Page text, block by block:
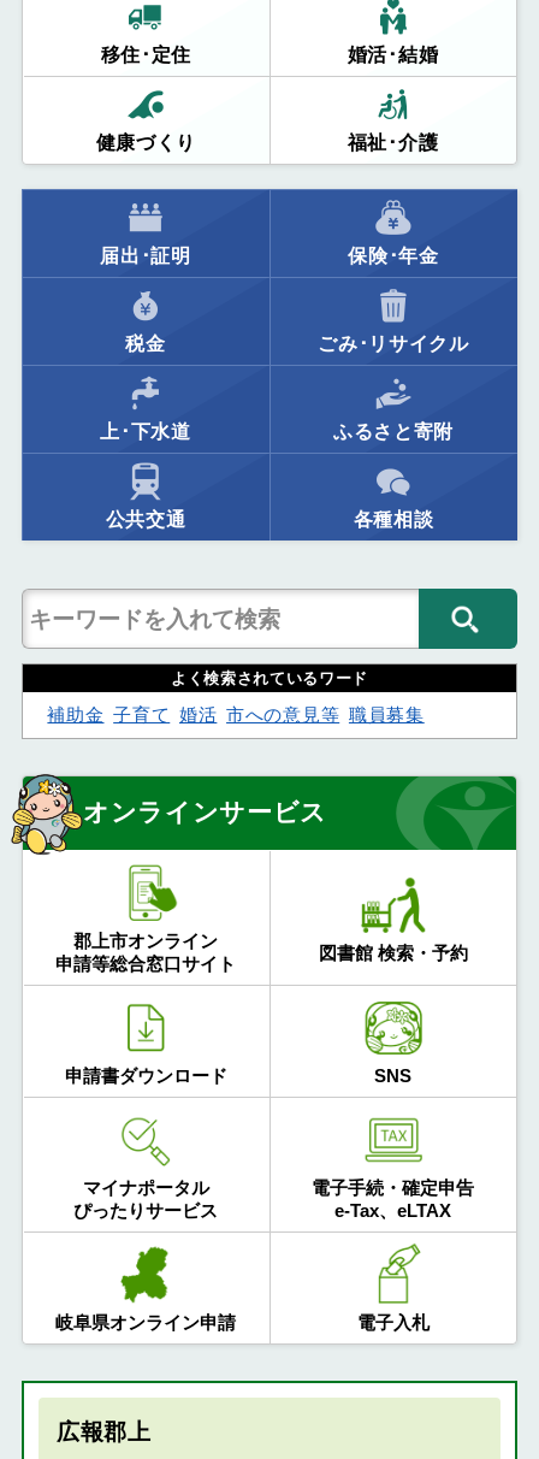
移住･定住 婚活･結婚
健康づくり 福祉･介護
届出･証明 保険･年金
税金 ごみ･リサイクル
上･下水道 ふるさと寄附
公共交通 各種相談
よく検索されているワード
補助金 子育て 婚活 市への意見等 職員募集
オンラインサービス
郡上市オンライン
申請等総合窓口サイト
図書館 検索・予約
申請書ダウンロード SNS
マイナポータル
ぴったりサービス
電子手続・確定申告
e-Tax、eLTAX
岐阜県オンライン申請 電子入札
広報郡上